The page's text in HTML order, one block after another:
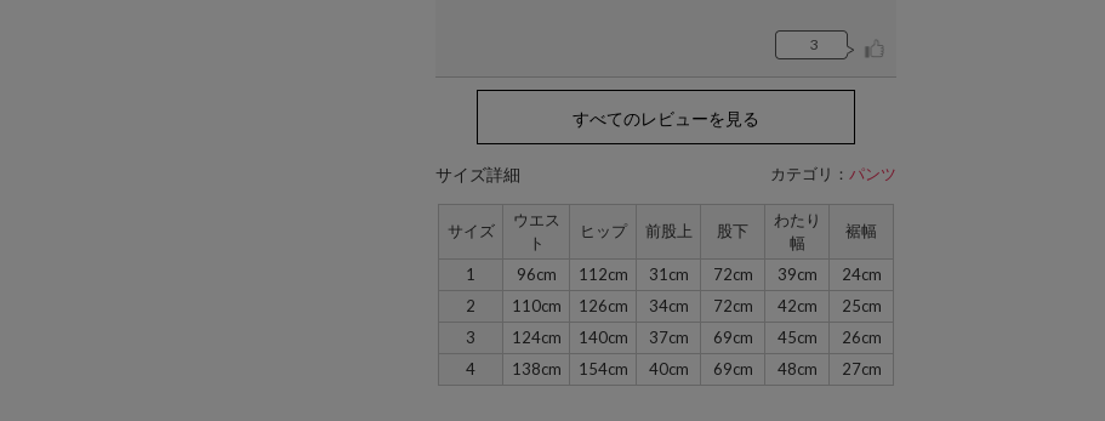
3
すべてのレビューを見る
サイズ詳細 カテゴリ： パンツ
サイズ
ウエス
ト
ヒップ 前股上 股下
わたり
幅
裾幅
1 96cm 112cm 31cm 72cm 39cm
24cm
2
110cm 126cm 34cm 72cm 42cm
25cm
3
124cm 140cm 37cm 69cm 45cm
26cm
4
138cm 154cm 40cm 69cm 48cm 27cm